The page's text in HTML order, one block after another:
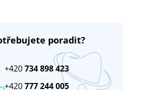
poradit?
+420777 244 005
+420734 898 423